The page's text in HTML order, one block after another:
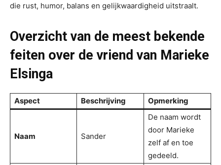
die rust, humor, balans en gelijkwaardigheid uitstraalt.
Overzicht van de meest bekende
feiten over de vriend van Marieke
Elsinga
Aspect Beschrijving Opmerking
Naam Sander
De naam wordt
door Marieke
zelf af en toe
gedeeld.